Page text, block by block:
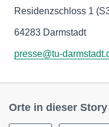
Residenzschloss 1
64283 Darmstadt
presse@tu-
Orte in dieser Story